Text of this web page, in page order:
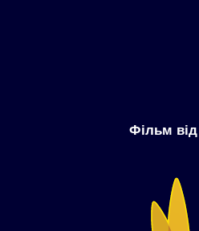
Фільм